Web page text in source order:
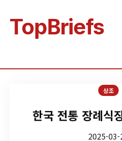
TopBriefs
상조
한국 전통 장례식
2025-03-